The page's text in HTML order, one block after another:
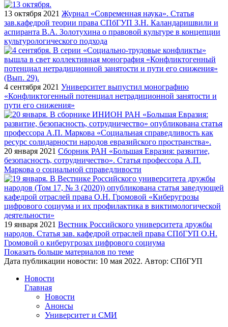
13 октября 2021 Журнал «Современная наука». Статья
зав.кафедрой теории права СПбГУП З.Н. Каландаришвили и
аспиранта В.А. Золотухина о правовой культуре в концепции
культурологического подхода
4 сентября 2021 Университет выпустил монографию
«Конфликтогенный потенциал нетрадиционной занятости и
пути его снижения»
20 января 2021 Сборник РАН «Большая Евразия: развитие,
безопасность, сотрудничество». Статья профессора А.П.
Маркова о социальной справедливости
19 января 2021 Вестник Российского университета дружбы
народов. Статья зав. кафедрой отраслей права СПбГУП О.Н.
Громовой о киберугрозах цифрового социума
Показать больше материалов по теме
Дата публикации новости: 10 мая 2022. Автор: СПбГУП
Новости
Главная
Новости
Анонсы
Университет и СМИ